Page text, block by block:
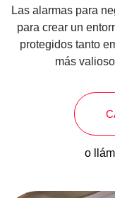
SENSORES DE
MOVIMIENTO
SENSOR
DETECTOR DE HUMO
SENSOR
Las alarmas para
para crear un
protegidos tanto
más
o